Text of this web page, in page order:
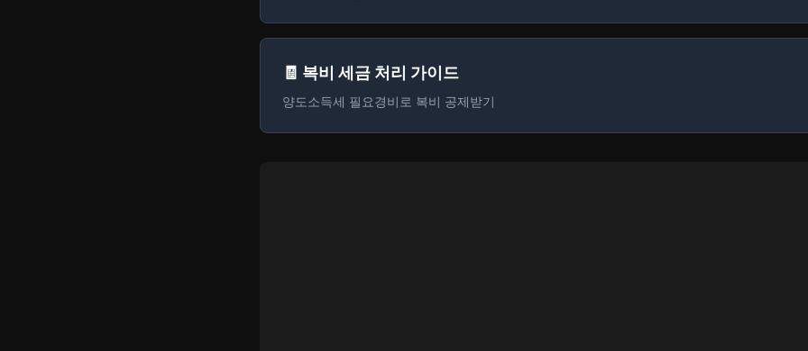
🧾 복비 세금 처리 가이드
양도소득세 필요경비로 복비 공제받기